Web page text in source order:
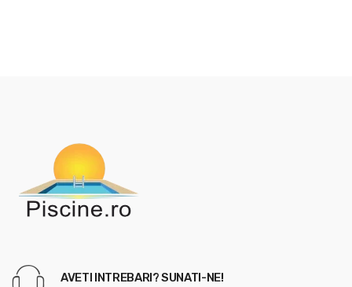
AVETI INTREBARI? SUNATI-NE!